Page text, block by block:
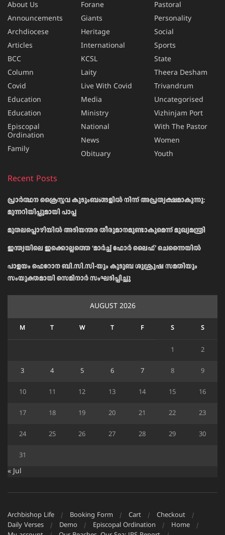
About Us
Announcements
Archdiocese
Articles
BCC
Column
Covid
Education
Education
Episcopal
Ordination
Family
Forane
Giants
Heritage
International
KCSL
Laity
Live With Covid
Media
Ministry
National
News
Obituary
Pastoral
Personality
Social
Sports
State
Theera Desham
Trivandrum
Uncategorised
Vizhinjam Port
With The Pastor
Women
Youth
Recent Posts
പ്രാര്‍ത്ഥന ക്രൈസ്തവ കുടുംബങ്ങളില്‍ നിന്ന് അപ്രത്യക്ഷമാകുന്നു:
മുന്നറിയിപ്പുമായി പാപ്പ
മുതലപ്പൊഴിയിൽ അടിയന്തര തീരുമാനമുണ്ടാകുമെന്ന് മുഖ്യമന്ത്രി
ഇന്ത്യയിലെ ഇക്കൊല്ലത്തെ ‘മാർച്ച് ഫോർ ലൈഫ്’ ചെന്നൈയിൽ
പാളയം ഫെറോന ബി.സി.സി-യും കുടുബ ശുശ്രൂഷ സമതിയും
സംയുക്തമായി സെമിനാർ സംഘടിപ്പിച്ചു
AUGUST 2026
M T W T F S S
1 2
3 4 5 6 7 8 9
10 11 12 13 14 15 16
17 18 19 20 21 22 23
24 25 26 27 28 29 30
31
« Jul
Archbishop Life Booking Form Cart
Checkout
Daily Verses
Demo Episcopal Ordination
Home